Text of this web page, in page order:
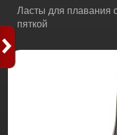
Ласты для плавания
пяткой